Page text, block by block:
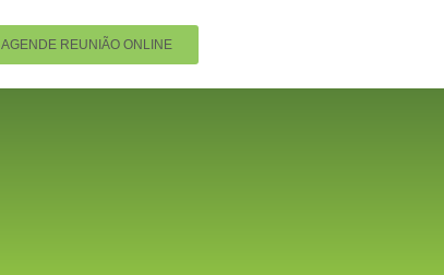
AGENDE REUNIÃO ONLINE